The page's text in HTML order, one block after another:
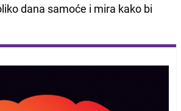
dana samoće i mira kako bi